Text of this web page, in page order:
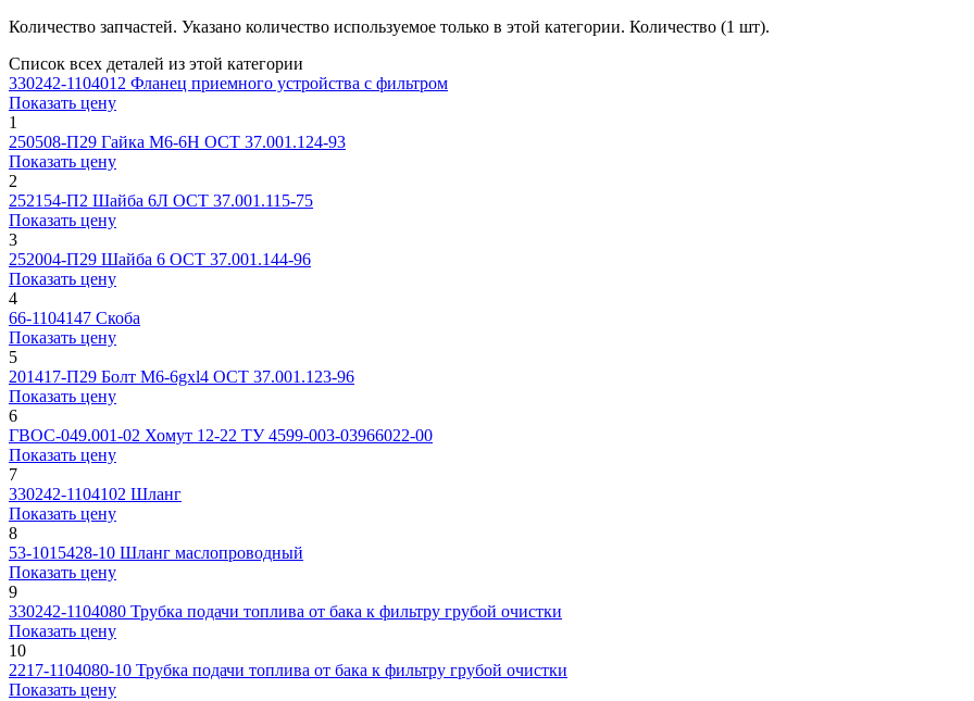
Количество запчастей. Указано количество используемое только в этой категории. Количество (1 шт).
Список всех деталей из этой категории
330242-1104012 Фланец приемного устройства с фильтром
Показать цену
1
250508-П29 Гайка М6-6Н ОСТ 37.001.124-93
Показать цену
2
252154-П2 Шайба 6Л ОСТ 37.001.115-75
Показать цену
3
252004-П29 Шайба 6 ОСТ 37.001.144-96
Показать цену
4
66-1104147 Скоба
Показать цену
5
201417-П29 Болт M6-6gxl4 ОСТ 37.001.123-96
Показать цену
6
ГВОС-049.001-02 Хомут 12-22 ТУ 4599-003-03966022-00
Показать цену
7
330242-1104102 Шланг
Показать цену
8
53-1015428-10 Шланг маслопроводный
Показать цену
9
330242-1104080 Трубка подачи топлива от бака к фильтру грубой очистки
Показать цену
10
2217-1104080-10 Трубка подачи топлива от бака к фильтру грубой очистки
Показать цену